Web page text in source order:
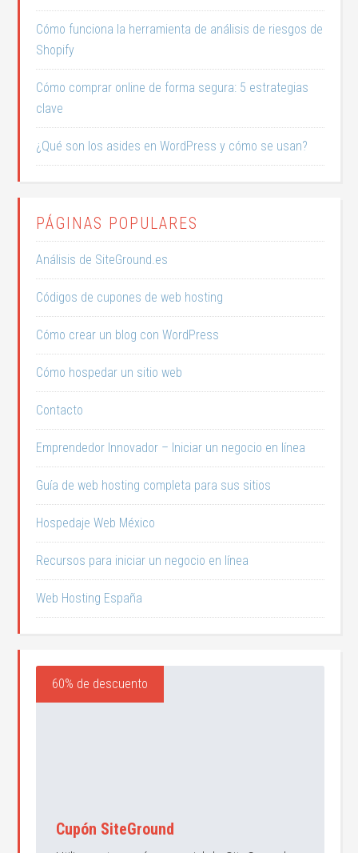
Cómo funciona la herramienta de análisis de riesgos de
Shopify
Cómo comprar online de forma segura: 5 estrategias
clave
¿Qué son los asides en WordPress y cómo se usan?
PÁGINAS POPULARES
Análisis de SiteGround.es
Códigos de cupones de web hosting
Cómo crear un blog con WordPress
Cómo hospedar un sitio web
Contacto
Emprendedor Innovador – Iniciar un negocio en línea
Guía de web hosting completa para sus sitios
Hospedaje Web México
Recursos para iniciar un negocio en línea
Web Hosting España
60% de descuento
Cupón SiteGround